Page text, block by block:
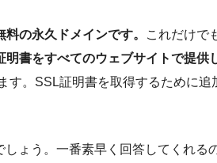
料の永久ドメインです。 これだけで
明書をすべてのウェブサイトで提供
す。SSL証明書を取得するために追
ょう。一番素早く回答してくれる